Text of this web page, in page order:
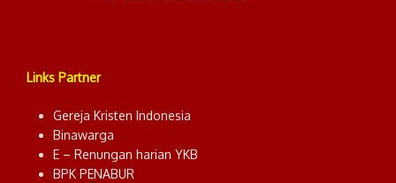
Links Partner
Gereja Kristen Indonesia
Binawarga
E – Renungan harian YKB
BPK PENABUR